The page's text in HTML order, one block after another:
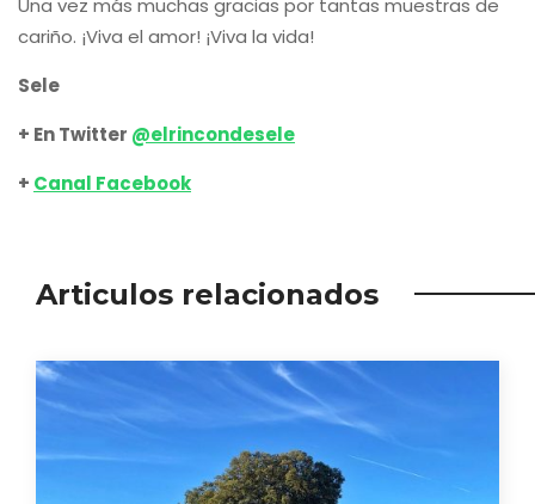
Una vez más muchas gracias por tantas muestras de
cariño. ¡Viva el amor! ¡Viva la vida!
Sele
+ En Twitter @elrincondesele
+ Canal Facebook
Articulos relacionados